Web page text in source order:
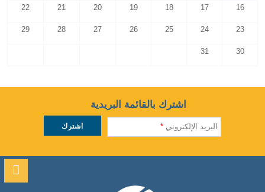
16
17
18
19
20
21
22
23
24
25
26
27
28
29
30
31
اشترك بالقائمة البريدية
البريد الإلكتروني *